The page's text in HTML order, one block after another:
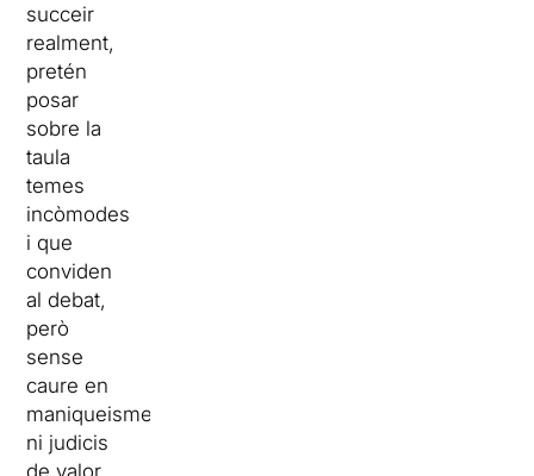
succeir
realment,
pretén
posar
sobre la
taula
temes
incòmodes
i que
conviden
al debat,
però
sense
caure en
maniqueismes
ni judicis